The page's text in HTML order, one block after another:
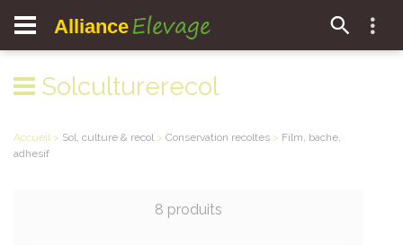
Alliance Elevage
Solculturerecol
Accueil > Sol, culture & recol > Conservation recoltes > Film, bache,
adhesif
8 produits